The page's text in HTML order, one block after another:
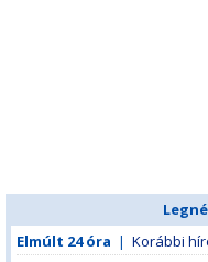
Elmúlt 24 óra | Korábbi